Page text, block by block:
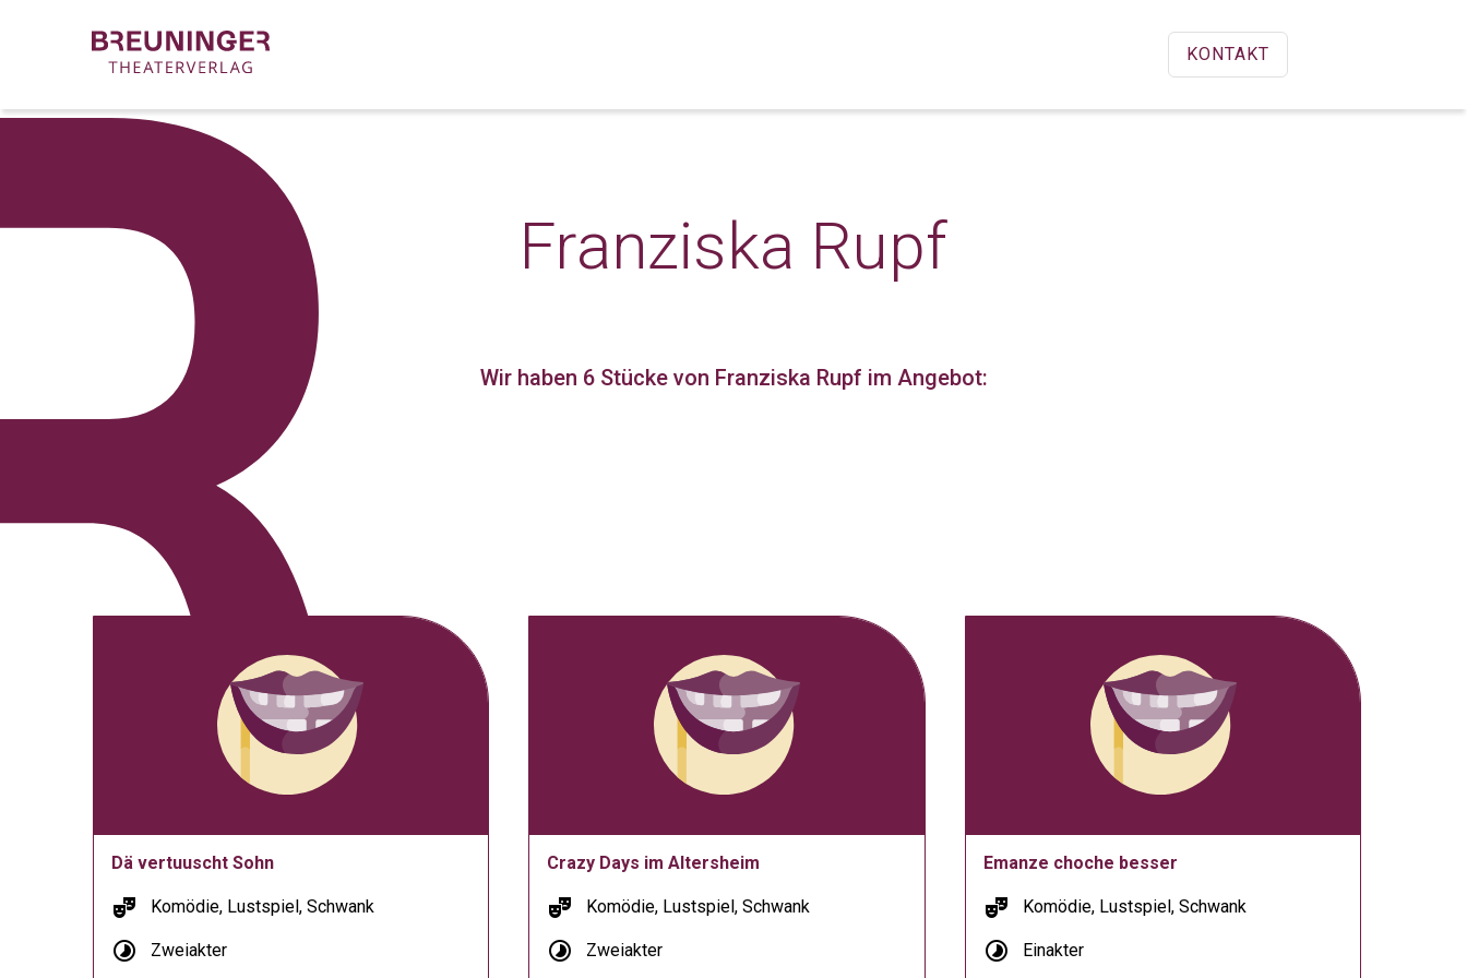
KONTAKT
Franziska Rupf
Wir haben 6 Stückevon Franziska Rupf im Angebot:
Dä vertuuscht Sohn
theater_comedy Komödie, Lustspiel, Schwank
timelapse Zweiakter
Crazy Days im Altersheim
theater_comedy Komödie, Lustspiel, Schwank
timelapse Zweiakter
Emanze choche besser
theater_comedy Komödie, Lustspiel, Schwank
timelapse Einakter